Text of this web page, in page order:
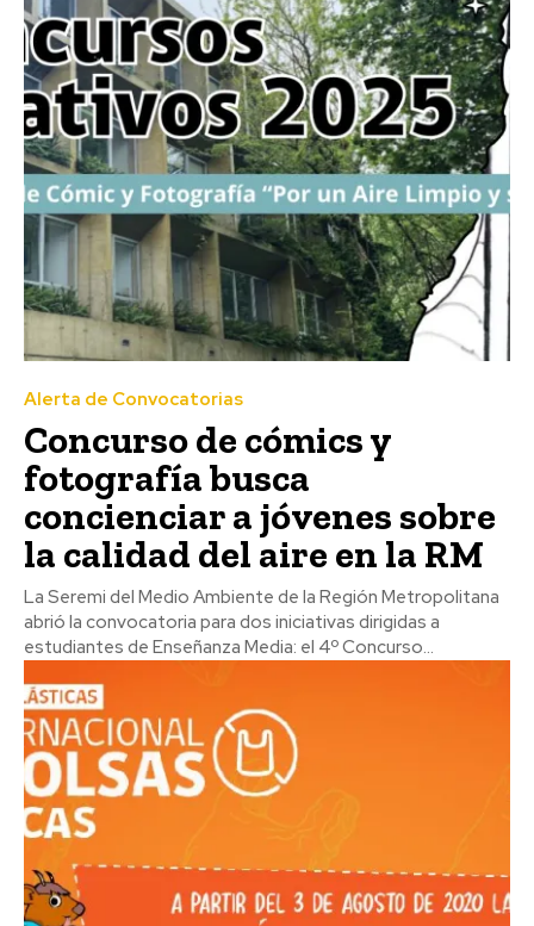
Alerta de Convocatorias
Concurso de cómics y
fotografía busca
concienciar a jóvenes sobre
la calidad del aire en la RM
La Seremi del Medio Ambiente de la Región Metropolitana
abrió la convocatoria para dos iniciativas dirigidas a
estudiantes de Enseñanza Media: el 4º Concurso...